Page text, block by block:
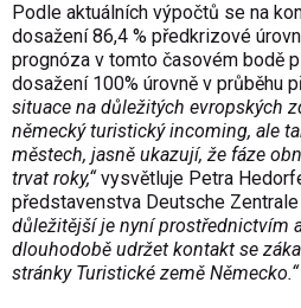
Podle aktuálních výpočtů se na
dosažení 86,4 % předkrizové
prognóza v tomto časovém bodě
dosažení 100% úrovně v průběhu
situace na důležitých evropských
německý turistický incoming, ale
městech, jasně ukazují, že fáze
trvat roky,“ vysvětluje Petra
představenstva Deutsche
důležitější je nyní prostřednictvím
dlouhodobě udržet kontakt se
stránky Turistické země Německo.“